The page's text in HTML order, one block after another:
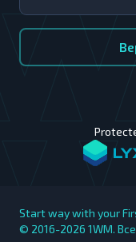
Start way with your
© 2016-2026 1WM.